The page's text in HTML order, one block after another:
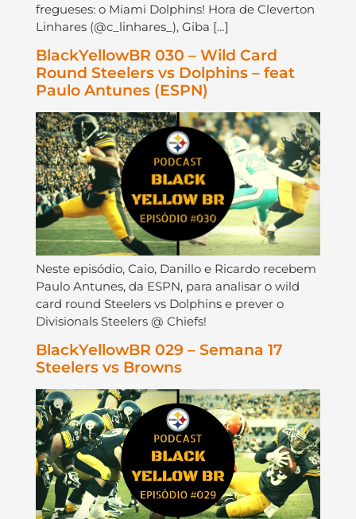
fregueses: o Miami Dolphins! Hora de Cleverton
Linhares (@c_linhares_), Giba […]
BlackYellowBR 030 – Wild Card
Round Steelers vs Dolphins – feat
Paulo Antunes (ESPN)
Neste episódio, Caio, Danillo e Ricardo recebem
Paulo Antunes, da ESPN, para analisar o wild
card round Steelers vs Dolphins e prever o
Divisionals Steelers @ Chiefs!
BlackYellowBR 029 – Semana 17
Steelers vs Browns